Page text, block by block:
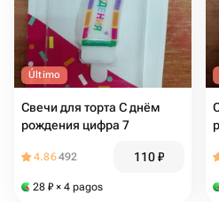
Último
Свечи для торта С днём
рождения цифра 7
4.86492 110₽
28 ₽ × 4 pagos